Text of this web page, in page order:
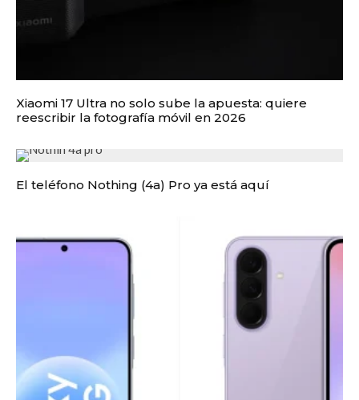
Xiaomi 17 Ultra no solo sube la apuesta: quiere
reescribir la fotografía móvil en 2026
El teléfono Nothing (4a) Pro ya está aquí